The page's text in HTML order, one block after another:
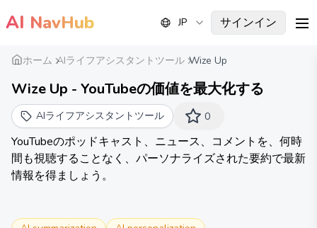
AI NavHub JP サインイン
ホーム AIライフアシスタントツール Wize Up
Wize Up - YouTubeの価値を最大化する
AIライフアシスタントツール 0
YouTubeのポッドキャスト、ニュース、コメントを、何時
間も視聴することなく、パーソナライズされた要約で最新
情報を得ましょう。